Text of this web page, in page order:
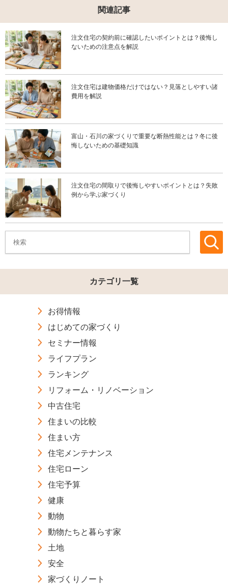
関連記事
注文住宅の契約前に確認したいポイントとは？後悔し
ないための注意点を解説
注文住宅は建物価格だけではない？見落としやすい諸
費用を解説
富山・石川の家づくりで重要な断熱性能とは？冬に後
悔しないための基礎知識
注文住宅の間取りで後悔しやすいポイントとは？失敗
例から学ぶ家づくり
カテゴリ一覧
お得情報
はじめての家づくり
セミナー情報
ライフプラン
ランキング
リフォーム・リノベーション
中古住宅
住まいの比較
住まい方
住宅メンテナンス
住宅ローン
住宅予算
健康
動物
動物たちと暮らす家
土地
安全
家づくりノート